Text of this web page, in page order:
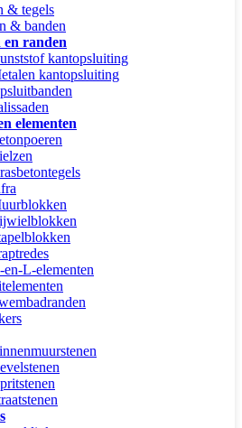
& tegels
& banden
en randen
kantopsluiting
kantopsluiting
elementen
en-L-elementen